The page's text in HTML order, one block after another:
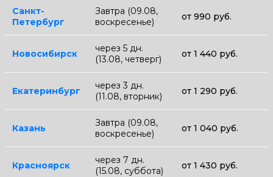
Санкт-
Петербург
Завтра (09.08,
воскресенье)
от 990 руб.
Новосибирск
через 5 дн.
(13.08, четверг)
от 1 440 руб.
Екатеринбург
через 3 дн.
(11.08, вторник)
от 1 290 руб.
Казань
Завтра (09.08,
воскресенье)
от 1 040 руб.
Красноярск
через 7 дн.
(15.08, суббота)
от 1 430 руб.